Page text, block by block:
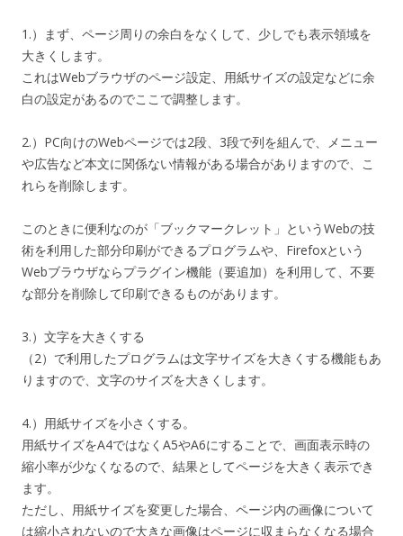
1.）まず、ページ周りの余白をなくして、少しでも表示領域を
大きくします。
これはWebブラウザのページ設定、用紙サイズの設定などに余
白の設定があるのでここで調整します。
2.）PC向けのWebページでは2段、3段で列を組んで、メニュー
や広告など本文に関係ない情報がある場合がありますので、こ
れらを削除します。
このときに便利なのが「ブックマークレット」というWebの技
術を利用した部分印刷ができるプログラムや、Firefoxという
Webブラウザならプラグイン機能（要追加）を利用して、不要
な部分を削除して印刷できるものがあります。
3.）文字を大きくする
（2）で利用したプログラムは文字サイズを大きくする機能もあ
りますので、文字のサイズを大きくします。
4.）用紙サイズを小さくする。
用紙サイズをA4ではなくA5やA6にすることで、画面表示時の
縮小率が少なくなるので、結果としてページを大きく表示でき
ます。
ただし、用紙サイズを変更した場合、ページ内の画像について
は縮小されないので大きな画像はページに収まらなくなる場合